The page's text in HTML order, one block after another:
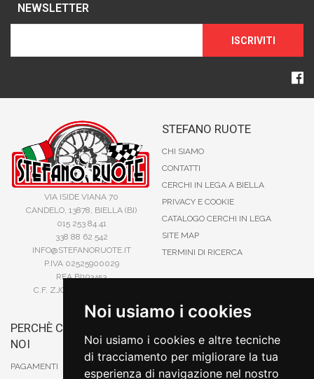
Noi usiamo i cookies
Noi usiamo i cookies e altre tecniche
di tracciamento per migliorare la tua
esperienza di navigazione nel nostro
NEWSLETTER
ISCRIVITI
VIA ISIDE VIANA 70
CANDELO, 13878, BIELLA (BI)
015 253 84 41
338 88 62 542
INFO@STEFANORUOTE.IT
P.IVA 02525900029
REA BI193453
C.F. ZJOSFN73H14A859X
STEFANO RUOTE
CHI SIAMO
CONTATTI
CERCHI IN LEGA A BIELLA
PRIVACY E COOKIE
CATALOGO CERCHI IN LEGA
SITE MAP
TERMINI DI RICERCA
PERCHÈ COMPRARE DA
NOI
PAGAMENTI
CARTA DI CREDITO
PAYPAL
CONTRASSEGNO